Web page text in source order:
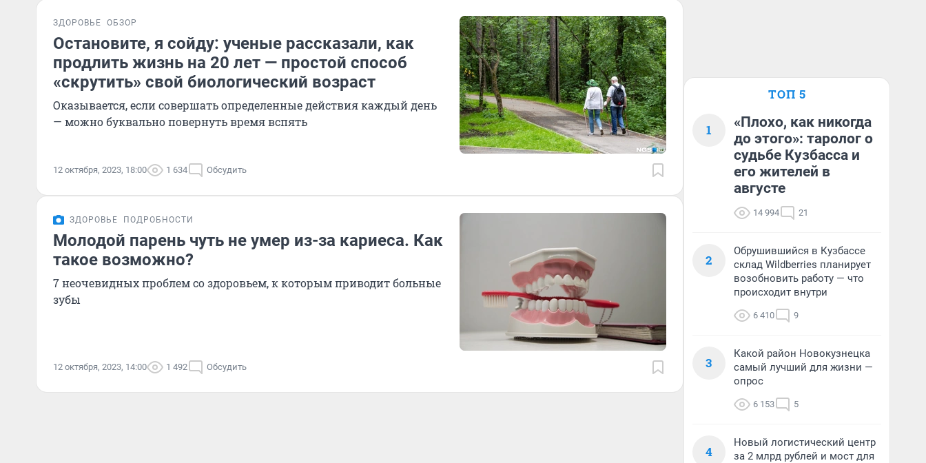
ЗДОРОВЬЕ ОБЗОР
Остановите, я сойду: ученые рассказали, как
продлить жизнь на 20 лет — простой способ
«скрутить» свой биологический возраст
Оказывается, если совершать определенные действия каждый день
— можно буквально повернуть время вспять
12 октября, 2023, 18:00 1 634 Обсудить
ЗДОРОВЬЕ ПОДРОБНОСТИ
Молодой парень чуть не умер из-за кариеса. Как
такое возможно?
7 неочевидных проблем со здоровьем, к которым приводит больные
зубы
12 октября, 2023, 14:00 1 492 Обсудить
ТОП 5
1
«Плохо, как никогда
до этого»: таролог о
судьбе Кузбасса и
его жителей в
августе
14 994 21
2
Обрушившийся в Кузбассе
склад Wildberries планирует
возобновить работу — что
происходит внутри
6 410 9
3
Какой район Новокузнецка
самый лучший для жизни —
опрос
6 153 5
4
Новый логистический центр
за 2 млрд рублей и мост для